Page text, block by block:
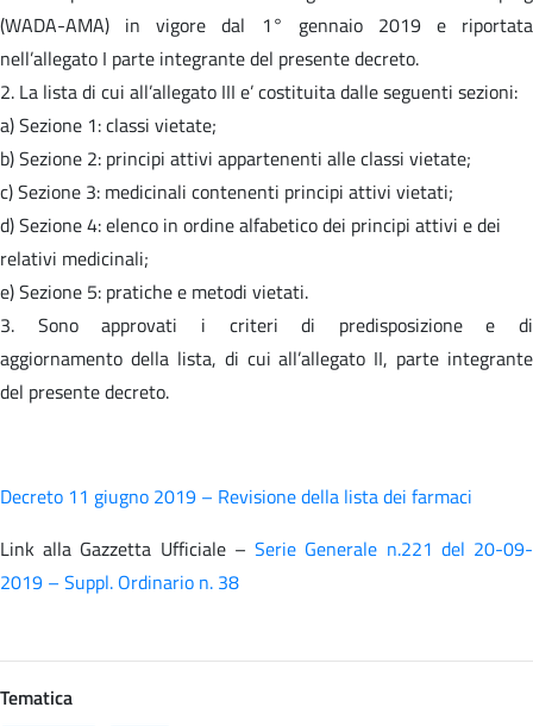
(WADA-AMA) in vigore dal 1° gennaio 2019 e riportata
nell’allegato I parte integrante del presente decreto.
2. La lista di cui all’allegato III e’ costituita dalle seguenti sezioni:
a) Sezione 1: classi vietate;
b) Sezione 2: principi attivi appartenenti alle classi vietate;
c) Sezione 3: medicinali contenenti principi attivi vietati;
d) Sezione 4: elenco in ordine alfabetico dei principi attivi e dei
relativi medicinali;
e) Sezione 5: pratiche e metodi vietati.
3. Sono approvati i criteri di predisposizione e di
aggiornamento della lista, di cui all’allegato II, parte integrante
del presente decreto.
Decreto 11 giugno 2019 – Revisione della lista dei farmaci
Link alla Gazzetta Ufficiale –Serie Generale n.221 del 20-09-
2019 – Suppl. Ordinario n. 38
Tematica